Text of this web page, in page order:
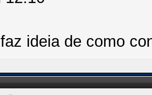
ideia de como